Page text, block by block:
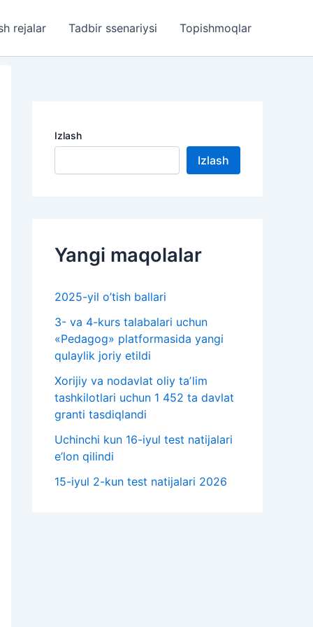
rejalar Tadbir ssenariysi Topishmoqlar
Izlash
Izlash
Yangi maqolalar
2025-yil o’tish ballari
3- va 4-kurs talabalari uchun
«Pedagog» platformasida yangi
qulaylik joriy etildi
Xorijiy va nodavlat oliy taʼlim
tashkilotlari uchun 1 452 ta davlat
granti tasdiqlandi
Uchinchi kun 16-iyul test natijalari
e’lon qilindi
15-iyul 2-kun test natijalari 2026